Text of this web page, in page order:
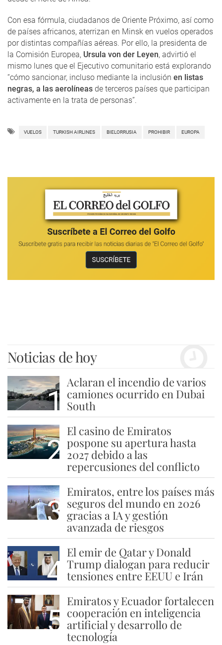
Con esa fórmula, ciudadanos de Oriente Próximo, así como
de países africanos, aterrizan en Minsk en vuelos operados
por distintas compañías aéreas. Por ello, la presidenta de
la Comisión Europea, Ursula von der Leyen, advirtió el
mismo lunes que el Ejecutivo comunitario está explorando
“cómo sancionar, incluso mediante la inclusión en listas
negras, a las aerolíneas de terceros países que participan
activamente en la trata de personas”.
VUELOS TURKISH AIRLINES BIELORRUSIA PROHIBIR EUROPA
Noticias de hoy
1
Aclaran el incendio de varios
camiones ocurrido en Dubai
South
2
El casino de Emiratos
pospone su apertura hasta
2027 debido a las
repercusiones del conflicto
3
Emiratos, entre los países más
seguros del mundo en 2026
gracias a IA y gestión
avanzada de riesgos
4
El emir de Qatar y Donald
Trump dialogan para reducir
tensiones entre EEUU e Irán
5
Emiratos y Ecuador fortalecen
cooperación en inteligencia
artificial y desarrollo de
tecnología